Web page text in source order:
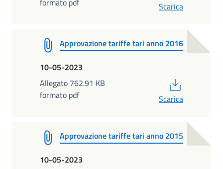
formato pdf Scarica
Approvazione tariffe tari anno 2016
10-05-2023
Allegato 762.91 KB
formato pdf
Scarica
Approvazione tariffe tari anno 2015
10-05-2023